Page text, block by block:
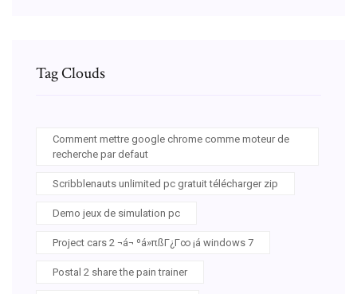
Tag Clouds
Comment mettre google chrome comme moteur de
recherche par defaut
Scribblenauts unlimited pc gratuit télécharger zip
Demo jeux de simulation pc
Project cars 2 ¬á¬ ºá»πßΓ¿Γ∞ ¡á windows 7
Postal 2 share the pain trainer